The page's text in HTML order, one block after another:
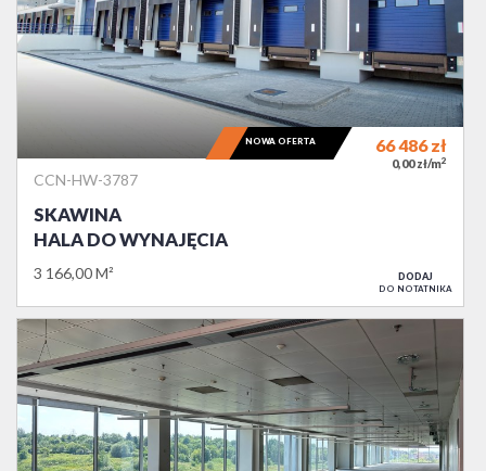
CCN-HW-3787
SKAWINA
HALA DO WYNAJĘCIA
3 166,00 M²
66 486zł
0,00 zł/m2
NOWA OFERTA
DODAJ
DO NOTATNIKA